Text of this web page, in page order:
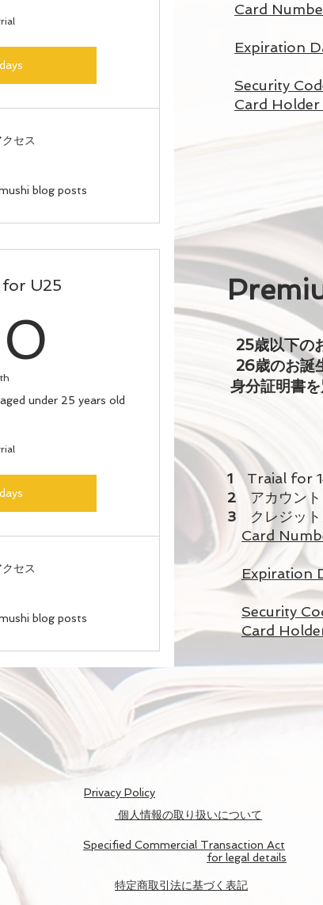
セス
blog posts
U25
300¥
under 25 years old
セス
blog posts
Card
(数
Expiration
(例
Security
Card Holder
25歳以下の
26歳のお誕
身分証明書を
1 Traial for
2 アカウント
3 クレジット
Card
(数
Expiration
(例
Security
Card
​Privacy Policy
個人情報の取り扱いについて
Specified Commercial Transaction Act
for legal details
​特定商取引法に基づく表記